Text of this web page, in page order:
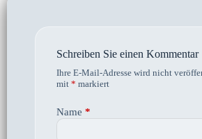
Schreiben Sie einen Kommentar
Ihre E-Mail-Adresse wird nicht
mit * markiert
Name *